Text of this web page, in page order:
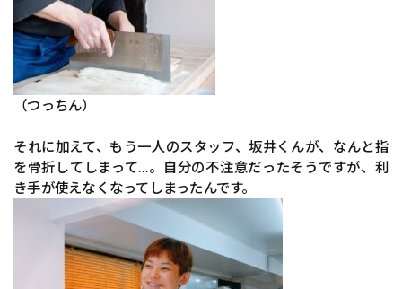
（つっちん）
それに加えて、もう一人のスタッフ、坂井くんが、なんと指
を骨折してしまって…。自分の不注意だったそうですが、利
き手が使えなくなってしまったんです。